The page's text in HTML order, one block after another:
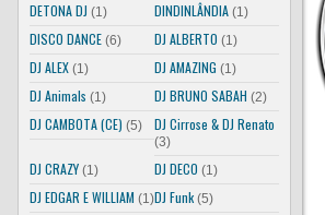
DETONA DJ (1) DINDINLÂNDIA (1)
DISCO DANCE (6) DJ ALBERTO (1)
DJ ALEX (1) DJ AMAZING (1)
DJ Animals (1) DJ BRUNO SABAH (2)
DJ CAMBOTA (CE) (5) DJ Cirrose & DJ Renato
(3)
DJ CRAZY (1) DJ DECO (1)
DJ EDGAR E WILLIAM (1)DJ Funk (5)